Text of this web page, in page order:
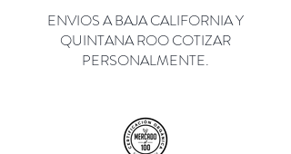
ENVIOS A BAJA CALIFORNIA Y
QUINTANA ROO COTIZAR
PERSONALMENTE.